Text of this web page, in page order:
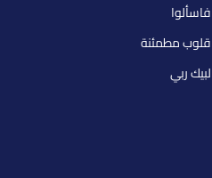
فاسألوا
قلوب مطمئنة
لبيك ربي